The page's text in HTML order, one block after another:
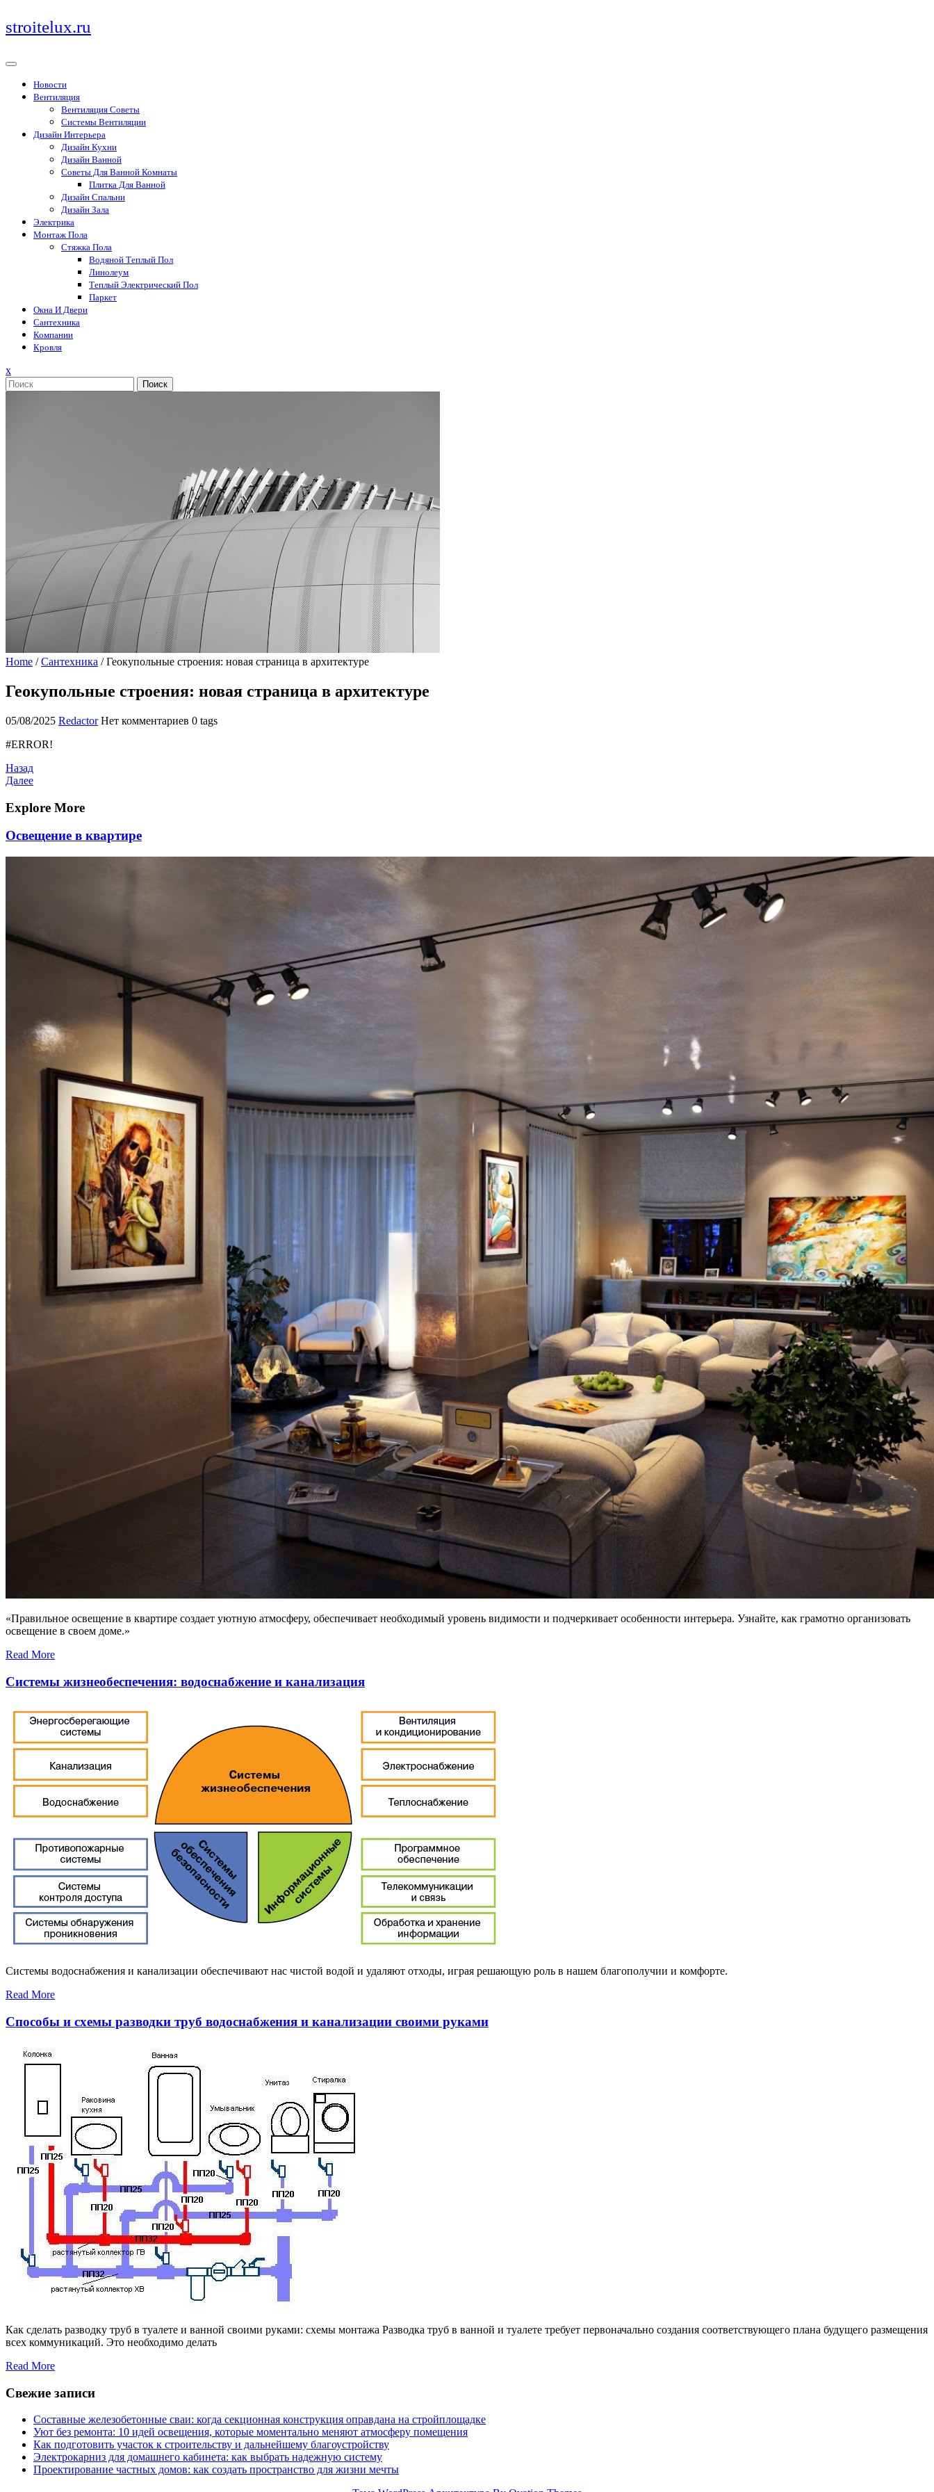
Перейти
к
stroitelux.ru
Новости
Вентиляция
Вентиляция Советы
Системы Вентиляции
Дизайн Интерьера
Дизайн Кухни
Дизайн Ванной
Советы Для Ванной Комнаты
Плитка Для Ванной
Дизайн Спальни
Дизайн Зала
Электрика
Монтаж Пола
Стяжка Пола
Водяной Теплый Пол
Линолеум
Теплый Электрический Пол
Паркет
Окна И Двери
Сантехника
Компании
Кровля
xЗакрыть
меню
Поиск
Home /Сантехника /Геокупольные строения: новая страница в архитектуре
Геокупольные строения: новая страница в архитектуре
05/08/2025 Redactor Нет комментариев 0 tags
#ERROR!
Навигация
по
записям
Предыдущая
запись
Назад
Следующая
Далее
Explore More
Освещение в квартире
«Правильное освещение в квартире создает уютную атмосферу, обеспечивает необходимый уровень видимости и подчеркивает особенности интерьера. Узнайте, как грамотно организовать
освещение в своем доме.»
Read More
Системы жизнеобеспечения: водоснабжение и канализация
Системы водоснабжения и канализации обеспечивают нас чистой водой и удаляют отходы, играя решающую роль в нашем благополучии и комфорте.
Read More
Способы и схемы разводки труб водоснабжения и канализации своими руками
Как сделать разводку труб в туалете и ванной своими руками: схемы монтажа Разводка труб в ванной и туалете требует первоначально создания соответствующего плана будущего размещения
всех коммуникаций. Это необходимо делать
Read More
Свежие записи
Составные железобетонные сваи: когда секционная конструкция оправдана на стройплощадке
Уют без ремонта: 10 идей освещения, которые моментально меняют атмосферу помещения
Как подготовить участок к строительству и дальнейшему благоустройству
Электрокарниз для домашнего кабинета: как выбрать надежную систему
Проектирование частных домов: как создать пространство для жизни мечты